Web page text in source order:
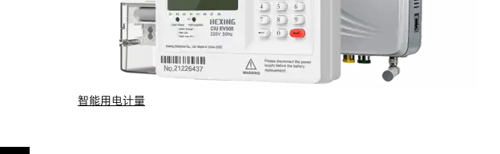
智能用电计量